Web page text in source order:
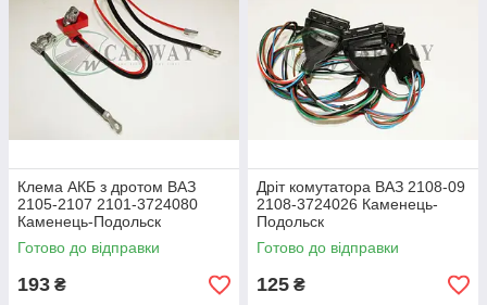
Клема АКБ з дротом ВАЗ
2105-2107 2101-3724080
Каменець-Подольск
Готово до відправки
193 ₴
Дріт комутатора ВАЗ 2108-09
2108-3724026 Каменець-
Подольск
Готово до відправки
125 ₴